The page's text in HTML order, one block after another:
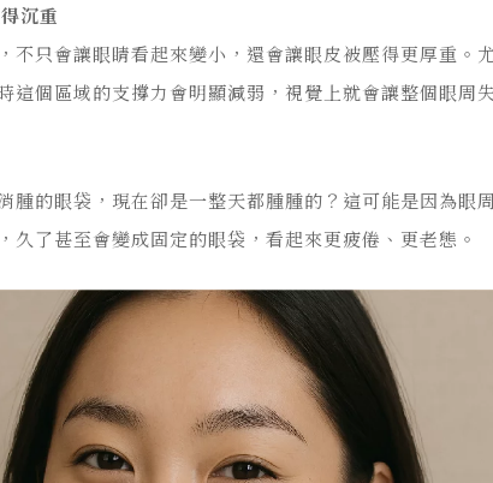
沉重
不只會讓眼睛看起來變小，還會讓眼皮被壓得更厚重。
這個區域的支撐力會明顯減弱，視覺上就會讓整個眼周
腫的眼袋，現在卻是一整天都腫腫的？這可能是因為眼
久了甚至會變成固定的眼袋，看起來更疲倦、更老態。